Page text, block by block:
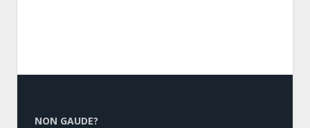
NON GAUDE?